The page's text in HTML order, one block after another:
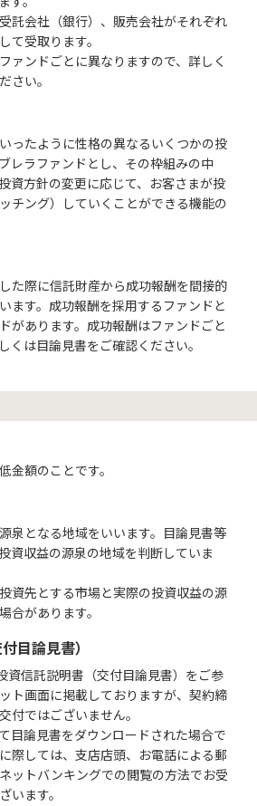
託会社（銀行）、販売会社がそれぞれ
て受取ります。
ァンドごとに異なりますので、詳しく
さい。
ったように性格の異なるいくつかの投
レラファンドとし、その枠組みの中
資方針の変更に応じて、お客さまが投
チング）していくことができる機能の
た際に信託財産から成功報酬を間接的
ます。成功報酬を採用するファンドと
があります。成功報酬はファンドごと
くは目論見書をご確認ください。
金額のことです。
泉となる地域をいいます。目論見書等
資収益の源泉の地域を判断していま
資先とする市場と実際の投資収益の源
合があります。
目論見書）
資信託説明書（交付目論見書）をご参
ト画面に掲載しておりますが、契約締
付ではございません。
目論見書をダウンロードされた場合で
際しては、支店店頭、お電話による郵
ットバンキングでの閲覧の方法でお受
います。